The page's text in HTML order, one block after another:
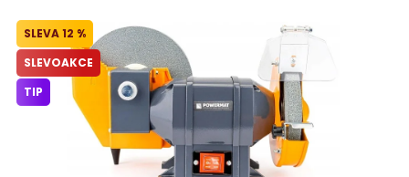
Domácnost
Dětská hřiště
Autodoplňky
12 %
SLEVOAKCE
TIP